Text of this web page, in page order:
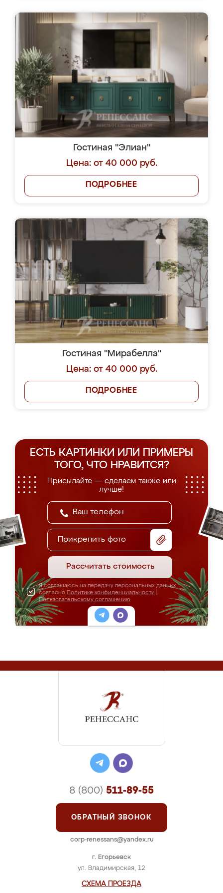
Гостиная "Элиан"
Цена: от 40 000 руб.
ПОДРОБНЕЕ
Гостиная "Мирабелла"
Цена: от 40 000 руб.
ПОДРОБНЕЕ
ЕСТЬ КАРТИНКИ ИЛИ ПРИМЕРЫ
ТОГО, ЧТО НРАВИТСЯ?
Присылайте — сделаем также или
лучше!
Прикрепить фото
Рассчитать стоимость
Я соглашаюсь на передачу персональных данных
согласно Политике конфиденциальности
Пользовательскому соглашению
г. Егорьевск
ул. Владимирская, 12
СХЕМА ПРОЕЗДА
8 (800) 511-89-55
ОБРАТНЫЙ ЗВОНОК
corp-renessans@yandex.ru